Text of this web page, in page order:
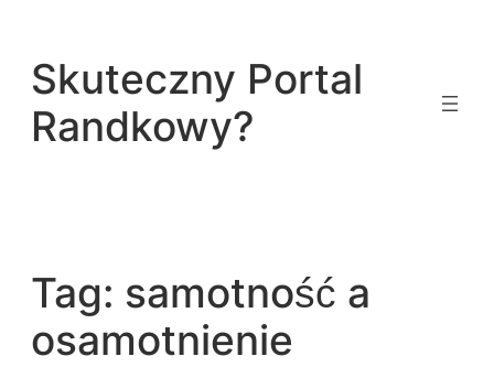
treści
Skuteczny Portal
Randkowy?
Tag: samotność a
osamotnienie